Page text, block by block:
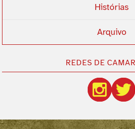
Histórias
Arquivo
REDES DE